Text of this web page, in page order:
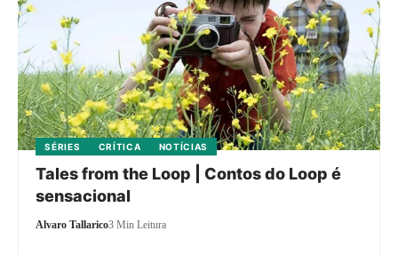
SÉRIES CRÍTICA NOTÍCIAS
Tales from the Loop | Contos do Loop é
sensacional
Alvaro Tallarico3 Min Leitura